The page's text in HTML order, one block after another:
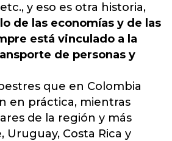
y eso es otra historia,
de las economías y de las
está vinculado a la
de personas y
que en Colombia
en práctica, mientras
de la región y más
Uruguay, Costa Rica y